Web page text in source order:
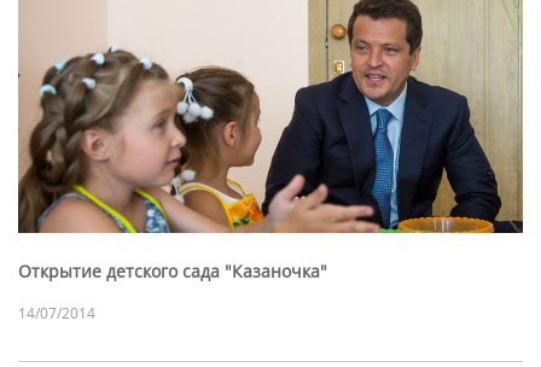
Открытие детского сада "Казаночка"
14/07/2014